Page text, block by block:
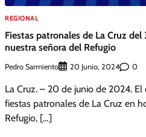
REGIONAL
Fiestas patronales de La Cruz
nuestra señora del Refugio
Pedro Sarmiento 20 Junio, 2024 0
La Cruz. – 20 de junio de 2024.
fiestas patronales de La Cruz en
Refugio, […]